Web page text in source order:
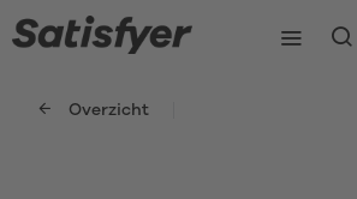
Overzicht